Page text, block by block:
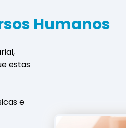
Humanos
estas
e